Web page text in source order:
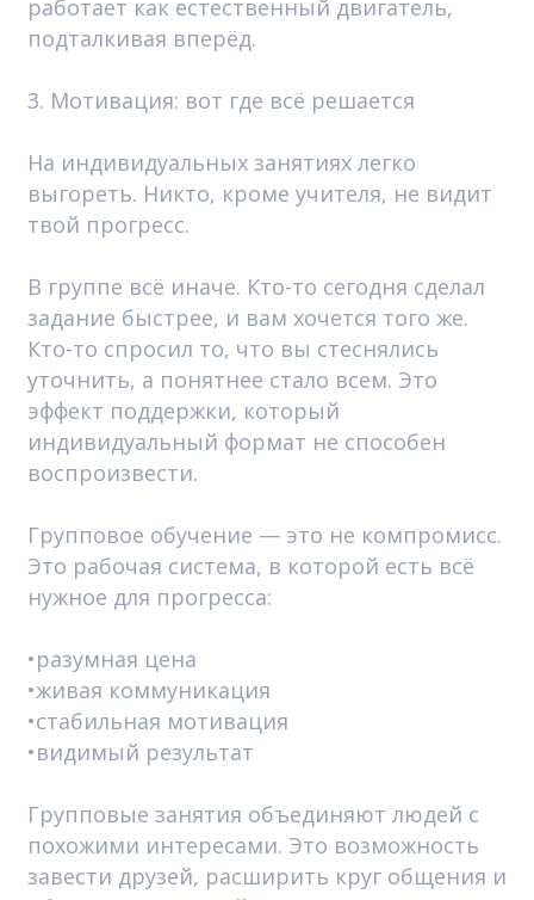
работает как естественный двигатель,
подталкивая вперёд.
3. Мотивация: вот где всё решается
На индивидуальных занятиях легко
выгореть. Никто, кроме учителя, не видит
твой прогресс.
В группе всё иначе. Кто-то сегодня сделал
задание быстрее, и вам хочется того же.
Кто-то спросил то, что вы стеснялись
уточнить, а понятнее стало всем. Это
эффект поддержки, который
индивидуальный формат не способен
воспроизвести.
Групповое обучение — это не компромисс.
Это рабочая система, в которой есть всё
нужное для прогресса:
•разумная цена
•живая коммуникация
•стабильная мотивация
•видимый результат
Групповые занятия объединяют людей с
похожими интересами. Это возможность
завести друзей, расширить круг общения и